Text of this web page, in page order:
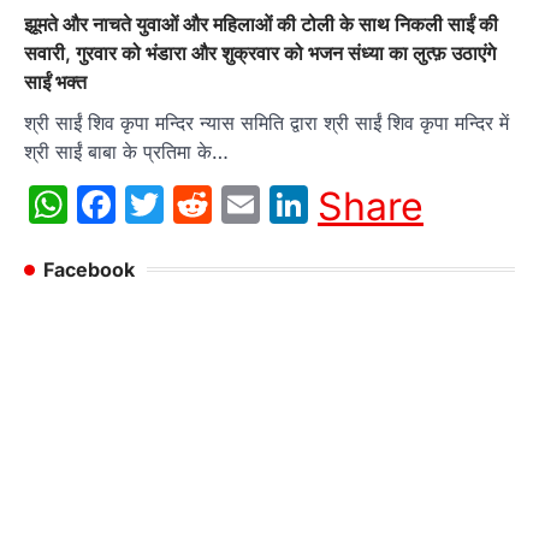
झूमते और नाचते युवाओं और महिलाओं की टोली के साथ निकली साईं की
सवारी, गुरवार को भंडारा और शुक्रवार को भजन संध्या का लुत्फ़ उठाएंगे
साईं भक्त
श्री साईं शिव कृपा मन्दिर न्यास समिति द्वारा श्री साईं शिव कृपा मन्दिर में
श्री साईं बाबा के प्रतिमा के…
WhatsApp
Facebook
Twitter
Reddit
EmailLinkedIn
Share
Facebook